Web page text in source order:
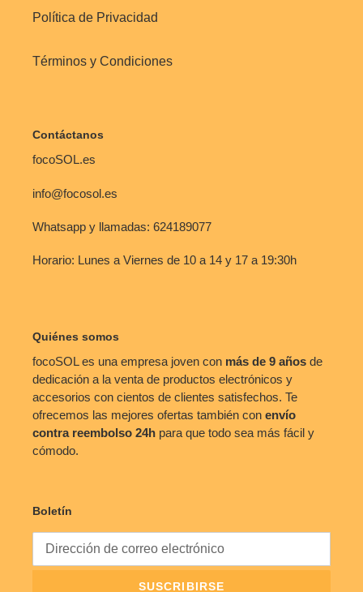
Política de Privacidad
Términos y Condiciones
Contáctanos
focoSOL.es
info@focosol.es
Whatsapp y llamadas: 624189077
Horario: Lunes a Viernes de 10 a 14 y 17 a 19:30h
Quiénes somos
focoSOL es una empresa joven con más de 9 años de
dedicación a la venta de productos electrónicos y
accesorios con cientos de clientes satisfechos. Te
ofrecemos las mejores ofertas también con envío
contra reembolso 24h para que todo sea más fácil y
cómodo.
Boletín
SUSCRIBIRSE